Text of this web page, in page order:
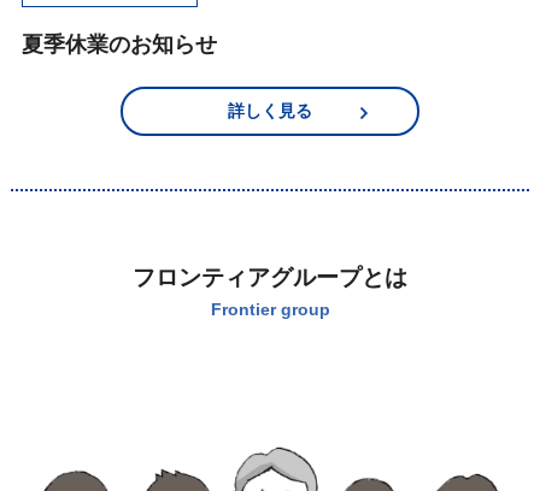
夏季休業のお知らせ
詳しく見る
フロンティアグループとは
Frontier group